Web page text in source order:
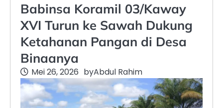
Babinsa Koramil 03/Kaway
XVI Turun ke Sawah Dukung
Ketahanan Pangan di Desa
Binaanya
Mei 26, 2026 byAbdul Rahim